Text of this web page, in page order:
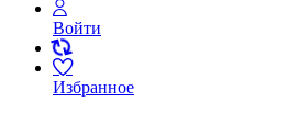
Войти
Избранное